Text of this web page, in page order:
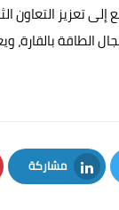
إلى تعزيز
الطاقة
مشاركة
LinkedIn